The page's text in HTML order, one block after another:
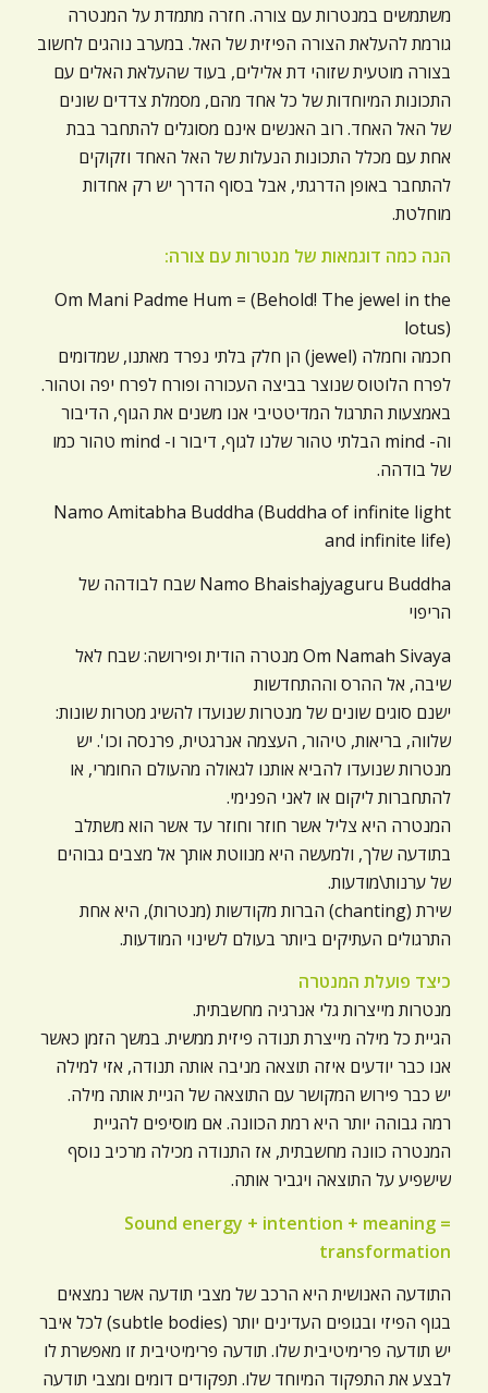
משתמשים במנטרות עם צורה. חזרה מתמדת על המנטרה
גורמת להעלאת הצורה הפיזית של האל. במערב נוהגים לחשוב
בצורה מוטעית שזוהי דת אלילים, בעוד שהעלאת האלים עם
התכונות המיוחדות של כל אחד מהם, מסמלת צדדים שונים
של האל האחד. רוב האנשים אינם מסוגלים להתחבר בבת
אחת עם מכלל התכונות הנעלות של האל האחד וזקוקים
להתחבר באופן הדרגתי, אבל בסוף הדרך יש רק אחדות
מוחלטת.
הנה כמה דוגמאות של מנטרות עם צורה:
Om Mani Padme Hum = (Behold! The jewel in the
lotus)
חכמה וחמלה (jewel) הן חלק בלתי נפרד מאתנו, שמדומים
לפרח הלוטוס שנוצר בביצה העכורה ופורח לפרח יפה וטהור.
באמצעות התרגול המדיטטיבי אנו משנים את הגוף, הדיבור
וה- mind הבלתי טהור שלנו לגוף, דיבור ו- mind טהור כמו
של בודהה.
Namo Amitabha Buddha (Buddha of infinite light
and infinite life)
Namo Bhaishajyaguru Buddha שבח לבודהה של
הריפוי
Om Namah Sivaya מנטרה הודית ופירושה: שבח לאל
שיבה, אל ההרס וההתחדשות
ישנם סוגים שונים של מנטרות שנועדו להשיג מטרות שונות:
שלווה, בריאות, טיהור, העצמה אנרגטית, פרנסה וכו'. יש
מנטרות שנועדו להביא אותנו לגאולה מהעולם החומרי, או
להתחברות ליקום או לאני הפנימי.
המנטרה היא צליל אשר חוזר וחוזר עד אשר הוא משתלב
בתודעה שלך, ולמעשה היא מנווטת אותך אל מצבים גבוהים
של ערנות\מודעות.
שירת (chanting) הברות מקודשות (מנטרות), היא אחת
התרגולים העתיקים ביותר בעולם לשינוי המודעות.
כיצד פועלת המנטרה
מנטרות מייצרות גלי אנרגיה מחשבתית.
הגיית כל מילה מייצרת תנודה פיזית ממשית. במשך הזמן כאשר
אנו כבר יודעים איזה תוצאה מניבה אותה תנודה, אזי למילה
יש כבר פירוש המקושר עם התוצאה של הגיית אותה מילה.
רמה גבוהה יותר היא רמת הכוונה. אם מוסיפים להגיית
המנטרה כוונה מחשבתית, אז התנודה מכילה מרכיב נוסף
שישפיע על התוצאה ויגביר אותה.
Sound energy + intention + meaning =
transformation
התודעה האנושית היא הרכב של מצבי תודעה אשר נמצאים
בגוף הפיזי ובגופים העדינים יותר (subtle bodies) לכל איבר
יש תודעה פרימיטיבית שלו. תודעה פרימיטיבית זו מאפשרת לו
לבצע את התפקוד המיוחד שלו. תפקודים דומים ומצבי תודעה